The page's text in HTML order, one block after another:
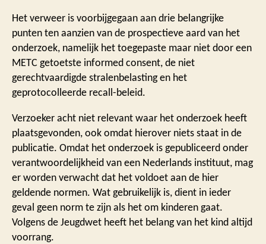
Het verweer is voorbijgegaan aan drie belangrijke
punten ten aanzien van de prospectieve aard van het
onderzoek, namelijk het toegepaste maar niet door een
METC getoetste informed consent, de niet
gerechtvaardigde stralenbelasting en het
geprotocolleerde recall-beleid.
Verzoeker acht niet relevant waar het onderzoek heeft
plaatsgevonden, ook omdat hierover niets staat in de
publicatie. Omdat het onderzoek is gepubliceerd onder
verantwoordelijkheid van een Nederlands instituut, mag
er worden verwacht dat het voldoet aan de hier
geldende normen. Wat gebruikelijk is, dient in ieder
geval geen norm te zijn als het om kinderen gaat.
Volgens de Jeugdwet heeft het belang van het kind altijd
voorrang.